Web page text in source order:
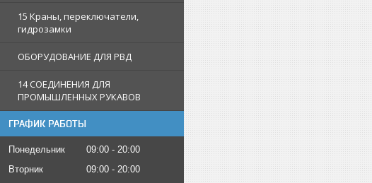
15 Краны, переключатели,
гидрозамки
ОБОРУДОВАНИЕ ДЛЯ РВД
14 СОЕДИНЕНИЯ ДЛЯ
ПРОМЫШЛЕННЫХ РУКАВОВ
ГРАФИК РАБОТЫ
Понедельник 09:00
20:00
Вторник
09:00
20:00